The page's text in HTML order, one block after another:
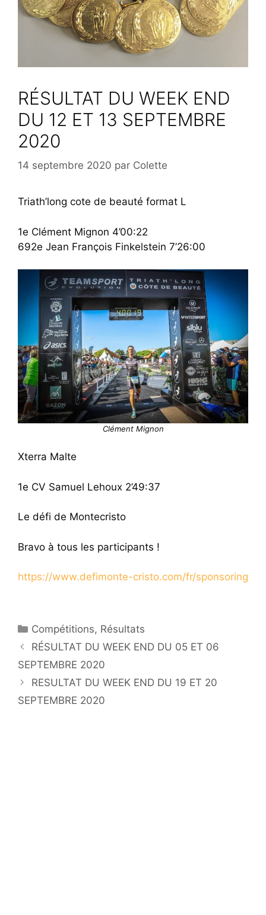
RÉSULTAT DU WEEK END
DU 12 ET 13 SEPTEMBRE
2020
14 septembre 2020 par Colette
Triath’long cote de beauté format L
1e Clément Mignon 4’00:22
692e Jean François Finkelstein 7’26:00
Clément Mignon
Xterra Malte
1e CV Samuel Lehoux 2’49:37
Le défi de Montecristo
Bravo à tous les participants !
https://www.defimonte-cristo.com/fr/sponsoring
Catégories
Compétitions, Résultats
RÉSULTAT DU WEEK END DU 05 ET 06
SEPTEMBRE 2020
RESULTAT DU WEEK END DU 19 ET 20
SEPTEMBRE 2020